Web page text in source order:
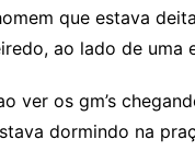
que estava
ao lado de uma
ver os gm’s
dormindo na